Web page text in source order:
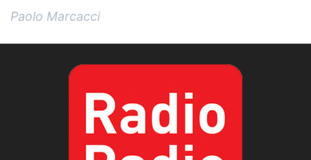
Paolo Marcacci